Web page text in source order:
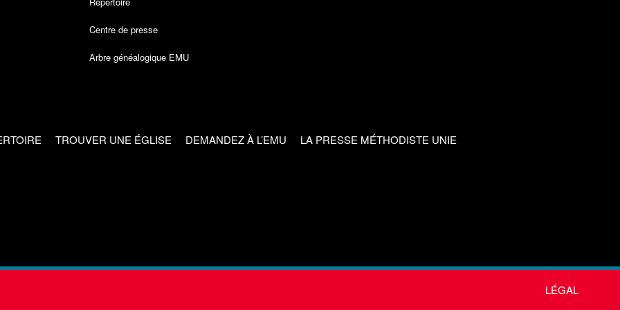
Centre de presse
Arbre généalogique EMU
TROUVER UNE ÉGLISE DEMANDEZ À L’EMU LA PRESSE MÉTHODISTE UNIE
LÉGAL